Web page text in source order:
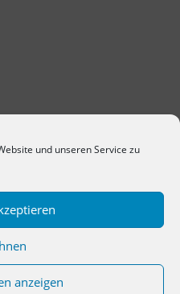
und unseren Service zu
anzeigen